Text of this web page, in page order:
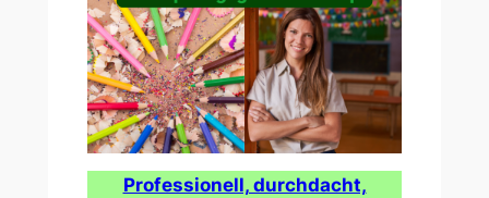
Professionell, durchdacht,